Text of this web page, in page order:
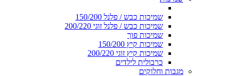
שמיכות כבש / פלנל 150/200
שמיכות כבש / פלנל זוגי 200/220
שמיכות פוך
שמיכות קיץ 150/200
שמיכות קיץ זוגי 200/220
כרבולית לילדים
מגבות וחלוקים